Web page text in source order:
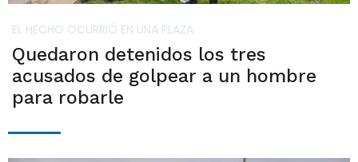
EL HECHO OCURRIÓ EN UNA PLAZA
Quedaron detenidos los tres
acusados de golpear a un hombre
para robarle